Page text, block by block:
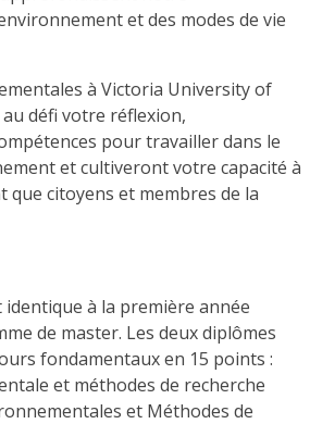
et des modes de vie
à Victoria University of
défi votre réflexion,
pour travailler dans le
et cultiveront votre capacité à
que citoyens et membres de la
identique à la première année
de master. Les deux diplômes
fondamentaux en 15 points :
et méthodes de recherche
et Méthodes de